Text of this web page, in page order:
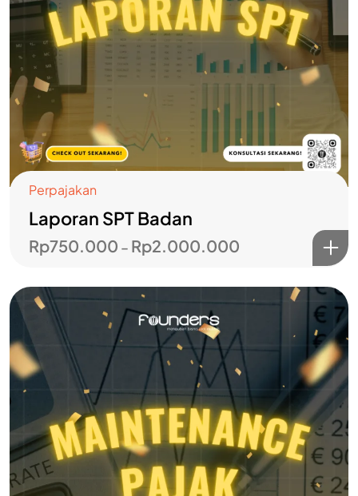
Perpajakan
Laporan SPT Badan
Rp750.000 – Rp2.000.000
Bangun bisnismubersama
FOUNDERS?
Hubungi Kami
Layanan Pelanggan
Kontak Kami
Jelajahi Founders
Tentang Kami
Blog